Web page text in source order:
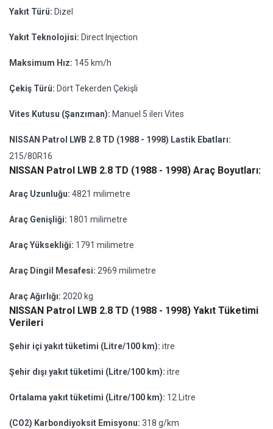
Yakıt Türü: Dizel
Yakıt Teknolojisi: Direct Injection
Maksimum Hız: 145 km/h
Çekiş Türü: Dört Tekerden Çekişli
Vites Kutusu (Şanzıman): Manuel 5 ileri Vites
NISSAN Patrol LWB 2.8 TD (1988 - 1998) Lastik Ebatları:
215/80R16
NISSAN Patrol LWB 2.8 TD (1988 - 1998) Araç Boyutları:
Araç Uzunluğu: 4821 milimetre
Araç Genişliği: 1801 milimetre
Araç Yüksekliği: 1791 milimetre
Araç Dingil Mesafesi: 2969 milimetre
Araç Ağırlığı: 2020 kg
NISSAN Patrol LWB 2.8 TD (1988 - 1998) Yakıt Tüketimi
Verileri
Şehir içi yakıt tüketimi (Litre/100 km): itre
Şehir dışı yakıt tüketimi (Litre/100 km): itre
Ortalama yakıt tüketimi (Litre/100 km): 12 Litre
(CO2) Karbondiyoksit Emisyonu: 318 g/km